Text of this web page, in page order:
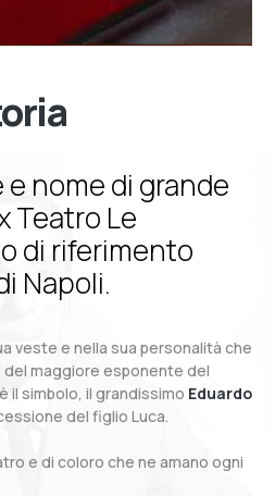
nome di grande
Teatro Le
di riferimento
Napoli.
veste e nella sua personalità che
del maggiore esponente del
il simbolo, il grandissimo Eduardo
del figlio Luca.
e di coloro che ne amano ogni